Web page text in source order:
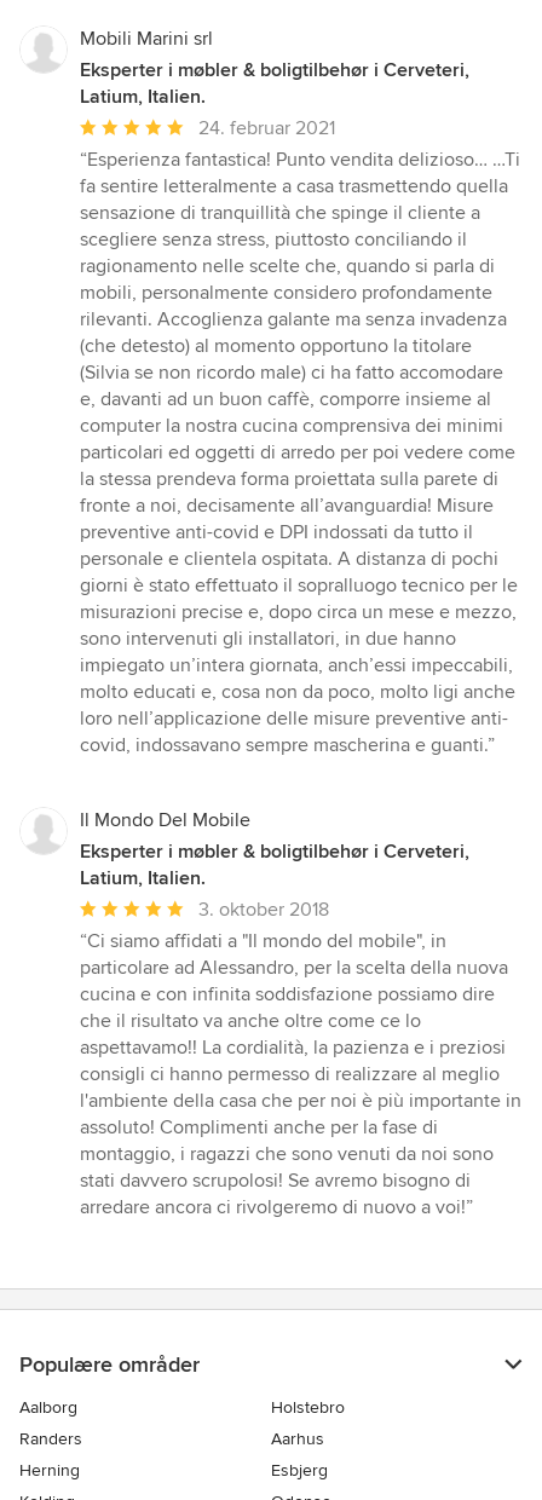
Mobili Marini srl
Eksperter i møbler & boligtilbehør i Cerveteri,
Latium, Italien.
Gennemsnitlig
bedømmelse:
5
ud
af
5
stjerner
24. februar 2021
“Esperienza fantastica! Punto vendita delizioso… …Ti
fa sentire letteralmente a casa trasmettendo quella
sensazione di tranquillità che spinge il cliente a
scegliere senza stress, piuttosto conciliando il
ragionamento nelle scelte che, quando si parla di
mobili, personalmente considero profondamente
rilevanti. Accoglienza galante ma senza invadenza
(che detesto) al momento opportuno la titolare
(Silvia se non ricordo male) ci ha fatto accomodare
e, davanti ad un buon caffè, comporre insieme al
computer la nostra cucina comprensiva dei minimi
particolari ed oggetti di arredo per poi vedere come
la stessa prendeva forma proiettata sulla parete di
fronte a noi, decisamente all’avanguardia! Misure
preventive anti-covid e DPI indossati da tutto il
personale e clientela ospitata. A distanza di pochi
giorni è stato effettuato il sopralluogo tecnico per le
misurazioni precise e, dopo circa un mese e mezzo,
sono intervenuti gli installatori, in due hanno
impiegato un’intera giornata, anch’essi impeccabili,
molto educati e, cosa non da poco, molto ligi anche
loro nell’applicazione delle misure preventive anti-
covid, indossavano sempre mascherina e guanti.”
Il Mondo Del Mobile
Eksperter i møbler & boligtilbehør i Cerveteri,
Latium, Italien.
Gennemsnitlig
bedømmelse:
5
ud
af
5
stjerner
3. oktober 2018
“Ci siamo affidati a "Il mondo del mobile", in
particolare ad Alessandro, per la scelta della nuova
cucina e con infinita soddisfazione possiamo dire
che il risultato va anche oltre come ce lo
aspettavamo!! La cordialità, la pazienza e i preziosi
consigli ci hanno permesso di realizzare al meglio
l'ambiente della casa che per noi è più importante in
assoluto! Complimenti anche per la fase di
montaggio, i ragazzi che sono venuti da noi sono
stati davvero scrupolosi! Se avremo bisogno di
arredare ancora ci rivolgeremo di nuovo a voi!”
Populære områder
Aalborg
Holstebro
Randers
Aarhus
Herning
Esbjerg